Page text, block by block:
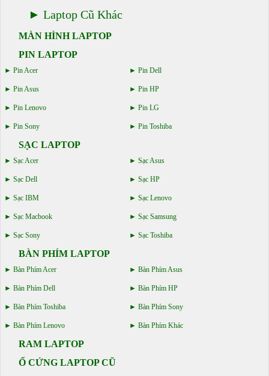
Laptop Cũ Khác
MÀN HÌNH LAPTOP
PIN LAPTOP
Pin Acer Pin Dell
Pin Asus Pin HP
Pin Lenovo Pin LG
Pin Sony Pin Toshiba
SẠC LAPTOP
Sạc Acer Sạc Asus
Sạc Dell Sạc HP
Sạc IBM Sạc Lenovo
Sạc Macbook Sạc Samsung
Sạc Sony Sạc Toshiba
BÀN PHÍM LAPTOP
Bàn Phím Acer Bàn Phím Asus
Bàn Phím Dell Bàn Phím HP
Bàn Phím Toshiba Bàn Phím Sony
Bàn Phím Lenovo Bàn Phím Khác
RAM LAPTOP
Ổ CỨNG LAPTOP CŨ